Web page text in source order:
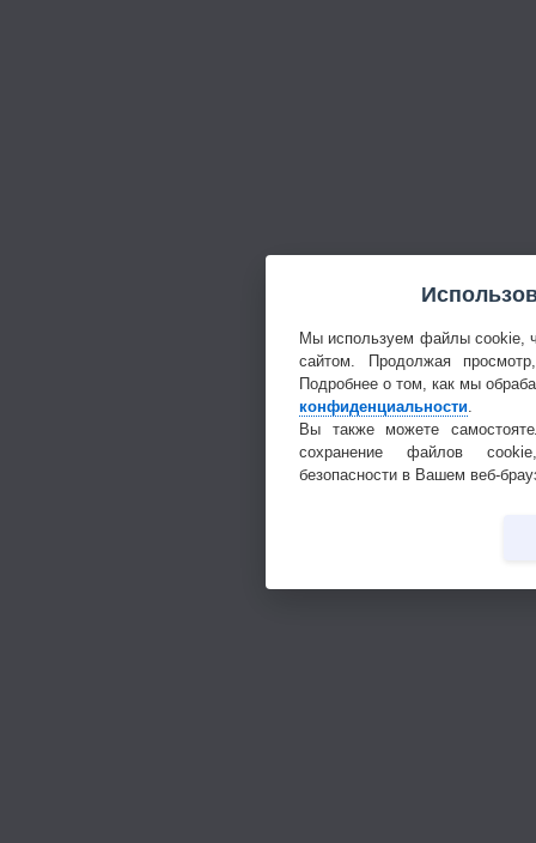
Мы используем файлы cookie,
сайтом. Продолжая
Подробнее о том, как мы
конфиденциальности
Вы также можете
сохранение файлов
безопасности в Вашем веб-